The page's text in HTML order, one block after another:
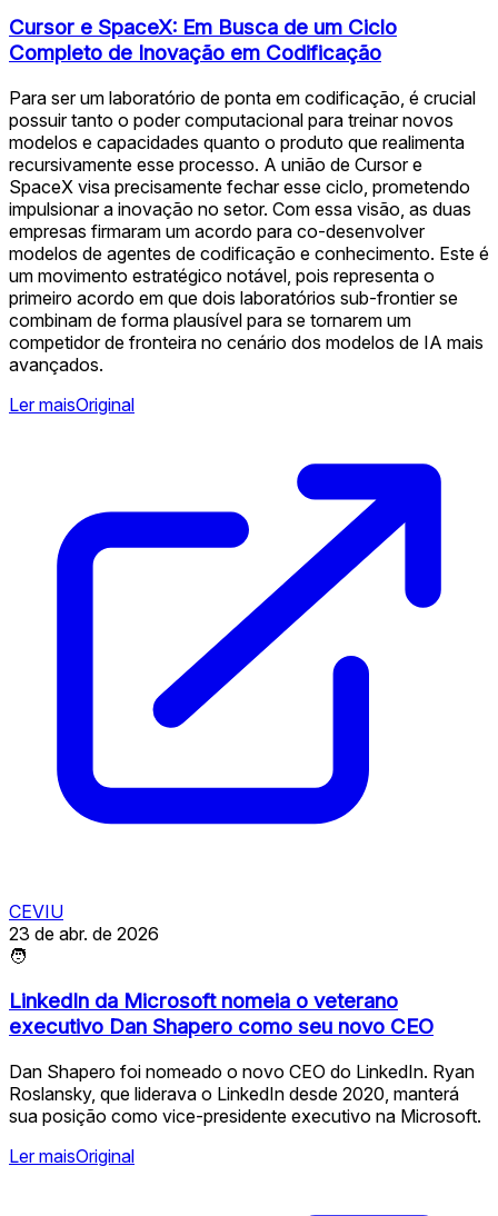
Cursor e SpaceX: Em Busca de um Ciclo
Completo de Inovação em Codificação
Para ser um laboratório de ponta em codificação, é crucial
possuir tanto o poder computacional para treinar novos
modelos e capacidades quanto o produto que realimenta
recursivamente esse processo. A união de Cursor e
SpaceX visa precisamente fechar esse ciclo, prometendo
impulsionar a inovação no setor. Com essa visão, as duas
empresas firmaram um acordo para co-desenvolver
modelos de agentes de codificação e conhecimento. Este é
um movimento estratégico notável, pois representa o
primeiro acordo em que dois laboratórios sub-frontier se
combinam de forma plausível para se tornarem um
competidor de fronteira no cenário dos modelos de IA mais
avançados.
Ler maisOriginal
CEVIU
23 de abr. de 2026
🧑
LinkedIn da Microsoft nomeia o veterano
executivo Dan Shapero como seu novo CEO
Dan Shapero foi nomeado o novo CEO do LinkedIn. Ryan
Roslansky, que liderava o LinkedIn desde 2020, manterá
sua posição como vice-presidente executivo na Microsoft.
Ler maisOriginal